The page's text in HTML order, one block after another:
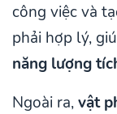
công việc và
phải hợp lý,
năng lượng
Ngoài ra,vật